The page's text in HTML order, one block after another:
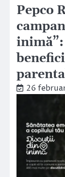
Pepco
26